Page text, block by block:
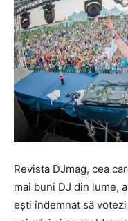
Revista DJmag, cea
mai buni DJ din lume,
ești îndemnat să